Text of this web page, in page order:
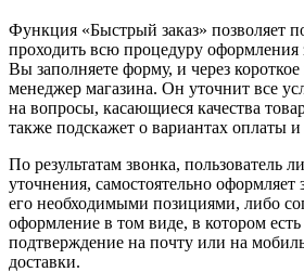
Функция «Быстрый заказ» позволяет
проходить всю процедуру оформления
Вы заполняете форму, и через
менеджер магазина. Он уточнит все
на вопросы, касающиеся качества
также подскажет о вариантах оплаты и
По результатам звонка, пользователь
уточнения, самостоятельно оформляет
его необходимыми позициями, либо
оформление в том виде, в котором
подтверждение на почту или на
доставки.